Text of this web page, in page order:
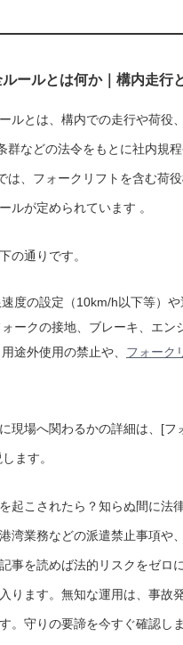
ールとは何か｜構内走行
ルとは、構内での走行や荷役
群などの法令をもとに社内規
は、フォークリフトを含む荷
ルが定められています 。
の通りです。
度の設定（10km/h以下等）や
ークの接地、ブレーキ、エン
途外使用の禁止や、 フォーク
現場へ関わるかの詳細は、[
ます。
を起こされたら？知らぬ間に
湾業務などの派遣禁止事項や
事を読めば法的リスクをゼロ
ります。無知な運用は、事故
。守りの要諦を今すぐ確認しま